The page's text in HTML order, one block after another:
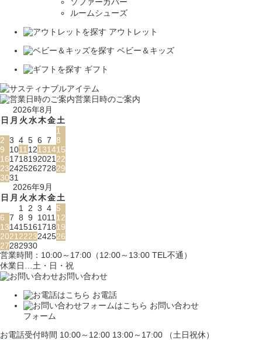
ソファーカバー
ルームシューズ
アウトレット
ベビー＆キッズ
ギフト
営業日時のご案内
2026年8月
日 月 火水木金土
1
2 3 4 5 6 7 8
9
101112131415
16171819202122
23242526272829
3031
2026年9月
日 月 火水木金土
1 2 3 4 5
6 7 8 9 101112
13141516171819
20212223242526
27282930
営業時間：10:00～17:00（12:00～13:00 TEL不通）
休業日…土・日・祝
お問い合わせ
お電話
お問い合わせ
フォーム
お電話受付時間 10:00～12:00 13:00～17:00 （土日祝休）